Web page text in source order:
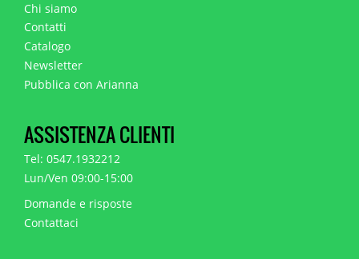
Chi siamo
Contatti
Catalogo
Newsletter
Pubblica con Arianna
ASSISTENZA CLIENTI
Tel: 0547.1932212
Lun/Ven 09:00-15:00
Domande e risposte
Contattaci